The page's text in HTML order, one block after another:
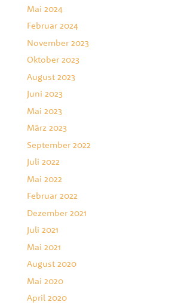
Mai 2024
Februar 2024
November 2023
Oktober 2023
August 2023
Juni 2023
Mai 2023
März 2023
September 2022
Juli 2022
Mai 2022
Februar 2022
Dezember 2021
Juli 2021
Mai 2021
August 2020
Mai 2020
April 2020